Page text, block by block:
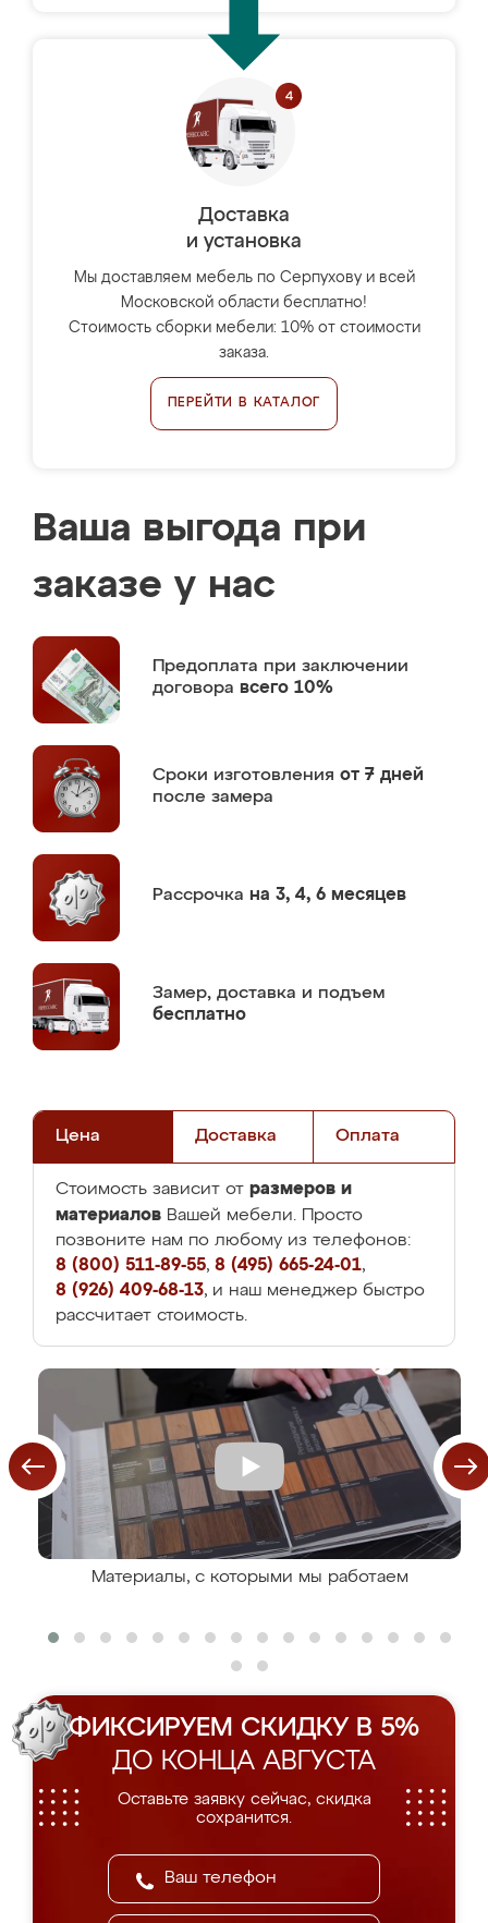
Доставка
и установка
Мы доставляем мебель по Серпухову и всей
Московской области бесплатно!
Стоимость сборки мебели: 10% от стоимости
заказа.
ПЕРЕЙТИ В КАТАЛОГ
Ваша выгода при
заказе у нас
Предоплата при заключении
договора всего 10%
Сроки изготовления от 7 дней
после замера
Рассрочка на 3, 4, 6 месяцев
Замер, доставка и подъем
бесплатно
Цена Доставка Оплата
Стоимость зависит от размеров и
материалов Вашей мебели. Просто
позвоните нам по любому из телефонов:
8 (800) 511-89-55, 8 (495) 665-24-01,
8 (926) 409-68-13, и наш менеджер быстро
рассчитает стоимость.
Материалы, с которыми мы работаем
ФИКСИРУЕМ СКИДКУ В 5%
ДО КОНЦА АВГУСТА
Оставьте заявку сейчас, скидка
сохранится.